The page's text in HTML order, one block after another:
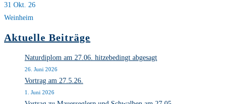
31 Okt. 26
Weinheim
Aktuelle Beiträge
Naturdiplom am 27.06. hitzebedingt abgesagt
26. Juni 2026
Vortrag am 27.5.26.
1. Juni 2026